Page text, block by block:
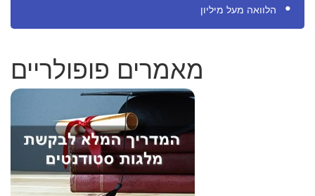
הלוואה מעל מיליון
מאמרים פופולריים